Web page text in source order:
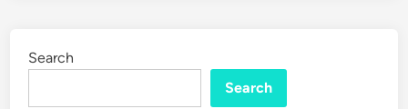
Search
Search